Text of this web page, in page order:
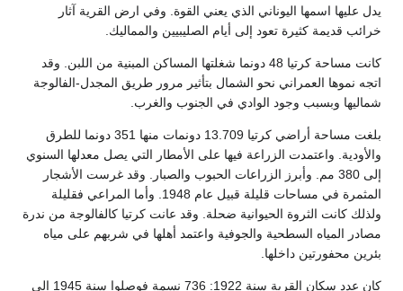
يدل عليها اسمها اليوناني الذي يعني القوة. وفي ارض القرية آثار
خرائب قديمة كثيرة تعود إلى أيام الصليبيين والمماليك.
كانت مساحة كرتيا 48 دونما شغلتها المساكن المبنية من اللبن. وقد
اتجه نموها العمراني نحو الشمال بتأثير مرور طريق المجدل-الفالوجة
شماليها وبسبب وجود الوادي في الجنوب والغرب.
بلغت مساحة أراضي كرتيا 13.709 دونمات منها 351 دونما للطرق
والأودية. واعتمدت الزراعة فيها على الأمطار التي يصل معدلها السنوي
إلى 380 مم. وأبرز الزراعات الحبوب والصبار. وقد غرست الأشجار
المثمرة في مساحات قليلة قبيل عام 1948. وأما المراعي فقليلة
ولذلك كانت الثروة الحيوانية ضحلة. وقد عانت كرتيا كالفالوجة من ندرة
مصادر المياه السطحية والجوفية واعتمد أهلها في شربهم على مياه
بئرين محفورتين داخلها.
كان عدد سكان القرية سنة 1922: 736 نسمة فوصلوا سنة 1945 إلى